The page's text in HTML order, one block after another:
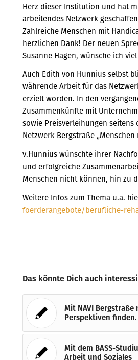
Herz dieser Institution und hat
arbeitendes Netzwerk
Zahlreiche Menschen mit
herzlichen Dank! Der neuen
Susanne Hagen, wünsche ich
Auch Edith von Hunnius selbst
währende Arbeit für das
erzielt worden. In den
Zusammenkünfte mit
sowie Preisverleihungen
Netzwerk Bergstraße
v.Hunnius wünschte ihrer
und erfolgreiche
Menschen nicht können, hin zu
Weitere Infos zum Thema u.a.
foerderangebote/berufliche-
Das könnte Dich auch
Mit NAVI
Perspektiven finden.
Mit dem BASS-
Arbeit und Soziales